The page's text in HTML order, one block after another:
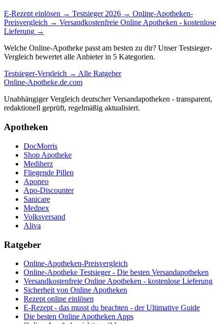
E-Rezept einlösen → Testsieger 2026 → Online-Apotheken-
Preisvergleich → Versandkostenfreie Online Apotheken - kostenlose
Lieferung →
Welche Online-Apotheke passt am besten zu dir? Unser Testsieger-
Vergleich bewertet alle Anbieter in 5 Kategorien.
Testsieger-Vergleich → Alle Ratgeber
Online-Apotheke.de.com
Unabhängiger Vergleich deutscher Versandapotheken - transparent,
redaktionell geprüft, regelmäßig aktualisiert.
Apotheken
DocMorris
Shop Apotheke
Mediherz
Fliegende Pillen
Aponeo
Apo-Discounter
Sanicare
Medpex
Volksversand
Aliva
Ratgeber
Online-Apotheken-Preisvergleich
Online-Apotheke Testsieger - Die besten Versandapotheken
Versandkostenfreie Online Apotheken - kostenlose Lieferung
Sicherheit von Online Apotheken
Rezept online einlösen
E-Rezept - das musst du beachten - der Ultimative Guide
Die besten Online Apotheken Apps